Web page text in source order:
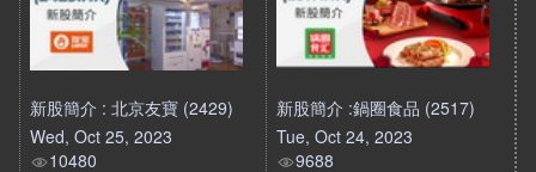
新股簡介 : 北京友寶 (2429)
Wed, Oct 25, 2023
10480
新股簡介 :鍋圈食品 (2517)
Tue, Oct 24, 2023
9688